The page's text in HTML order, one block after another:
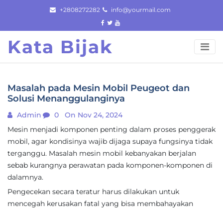
content
+2808272282 info@yourmail.com
Kata Bijak
Masalah pada Mesin Mobil Peugeot dan
Solusi Menanggulanginya
Admin 0
On Nov 24, 2024
Mesin menjadi komponen penting dalam proses penggerak
mobil, agar kondisinya wajib dijaga supaya fungsinya tidak
terganggu. Masalah mesin mobil kebanyakan berjalan
sebab kurangnya perawatan pada komponen-komponen di
dalamnya.
Pengecekan secara teratur harus dilakukan untuk
mencegah kerusakan fatal yang bisa membahayakan